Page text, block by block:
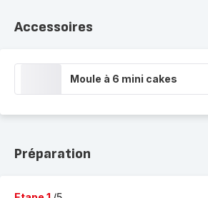
Accessoires
Moule à 6 mini cakes
Préparation